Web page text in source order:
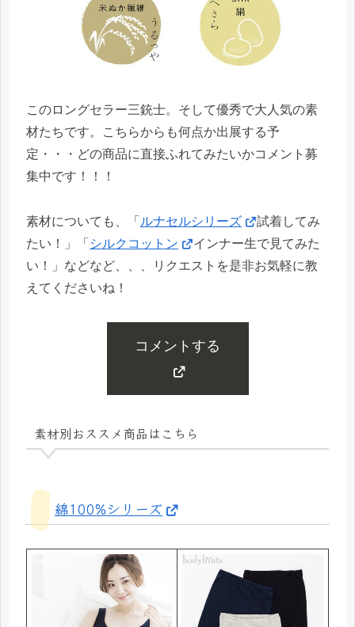
このロングセラー三銃士。そして優秀で大人気の素
材たちです。こちらからも何点か出展する予
定・・・どの商品に直接ふれてみたいかコメント募
集中です！！！
素材についても、「 ルナセルシリーズ
試着してみ
たい！」「 シルクコットン
インナー生で見てみた
い！」などなど、、、リクエストを是非お気軽に教
えてくださいね！
コメントする
素材別おススメ商品はこちら
綿100%シリーズ